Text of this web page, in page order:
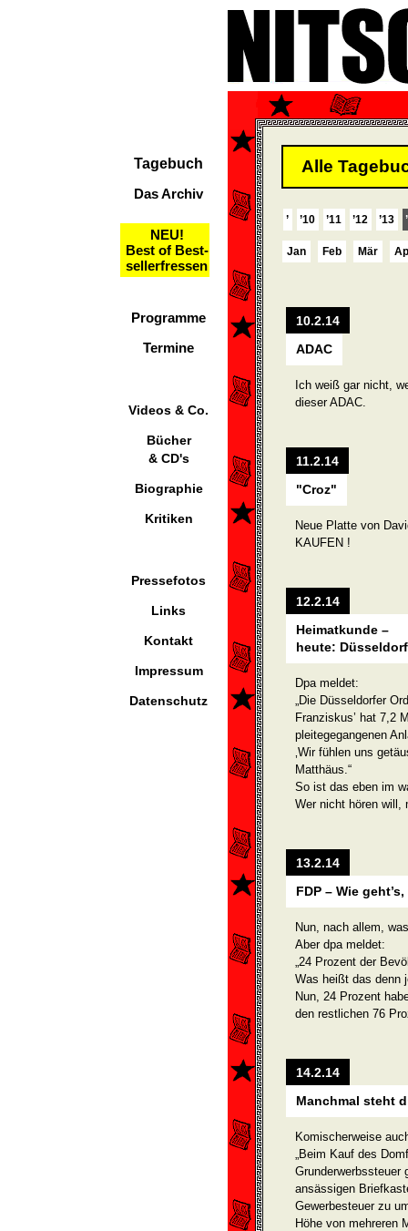
Tagebuch
Das Archiv
NEU!
Best of Best-
sellerfressen
Programme
Termine
Videos & Co.
Bücher
& CD's
Biographie
Kritiken
Pressefotos
Links
Kontakt
Impressum
Datenschutz
Alle
’ ’10 ’11 ’12 ’13
Jan Feb Mär
10.2.14
ADAC
Ich weiß gar nicht,
dieser ADAC.
11.2.14
"Croz"
Neue Platte von
KAUFEN !
12.2.14
Heimatkunde –
heute: Düsseldorf
Dpa meldet:
„Die Düsseldorfer
Franziskus’ hat 7,2
pleitegegangenen
‚Wir fühlen uns
Matthäus.“
So ist das eben im
Wer nicht hören will,
13.2.14
FDP – Wie
Nun, nach allem,
Aber dpa meldet:
„24 Prozent der
Was heißt das denn
Nun, 24 Prozent
den restlichen 76
14.2.14
Manchmal steht
Komischerweise
„Beim Kauf des
Grunderwerbssteuer
ansässigen
Gewerbesteuer zu
Höhe von mehreren